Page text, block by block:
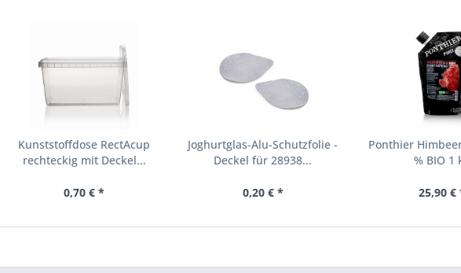
Kunststoffdose RectAcup
rechteckig mit Deckel...
0,70 € *
Joghurtglas-Alu-Schutzfolie -
Deckel für 28938...
0,20 € *
Ponthier
% BIO 1
25,90 €